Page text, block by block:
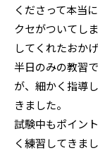
くださって本当
クセがついてし
してくれたおか
半日のみの教習
が、細かく指導
きました。
試験中もポイン
く練習してきま